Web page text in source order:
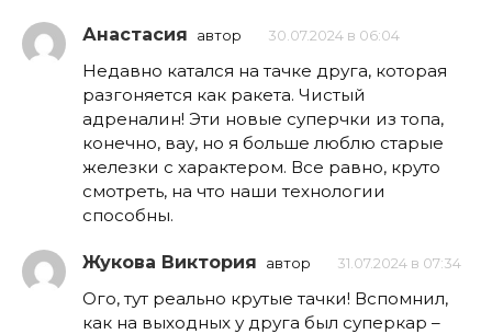
Анастасия автор 30.07.2024 в 06:04
Недавно катался на тачке друга, которая
разгоняется как ракета. Чистый
адреналин! Эти новые суперчки из топа,
конечно, вау, но я больше люблю старые
железки с характером. Все равно, круто
смотреть, на что наши технологии
способны.
Жукова Виктория автор 31.07.2024 в 07:34
Ого, тут реально крутые тачки! Вспомнил,
как на выходных у друга был суперкар –